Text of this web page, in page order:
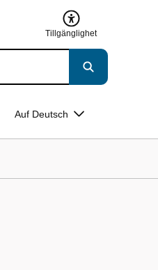
Tillgänglighet
Auf Deutsch